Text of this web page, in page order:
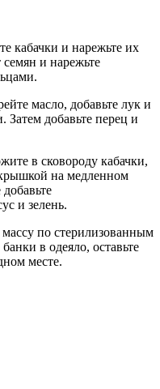
кабачки и нарежьте их
и нарежьте
масло, добавьте лук и
Затем добавьте перец и
в сковороду кабачки,
на медленном
и зелень.
по стерилизованным
в одеяло, оставьте
месте.